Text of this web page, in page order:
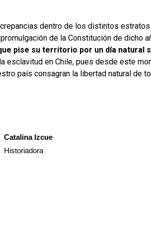
dentro de los distintos
de la Constitución de dicho
pise su territorio por un día natural
esclavitud en Chile, pues desde este
país consagran la libertad natural de
Catalina Izcue
Historiadora